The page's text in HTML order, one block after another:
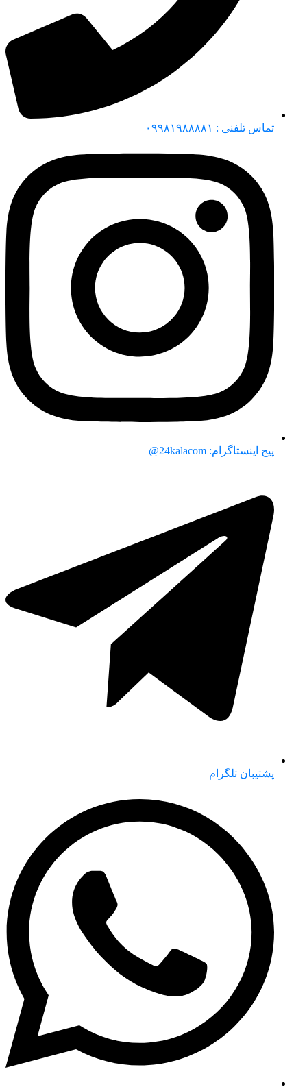
تماس تلفنی : ۰۹۹۸۱۹۸۸۸۸۱
پیج اینستاگرام: 24kalacom@
پشتیبان تلگرام